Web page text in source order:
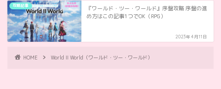
攻略記事
『ワールド・ツー・ワールド』序盤攻略 序盤の進
め方はこの記事1つでOK（RPG）
2023年4月11日
HOME World II World（ワールド・ツー・ワールド）